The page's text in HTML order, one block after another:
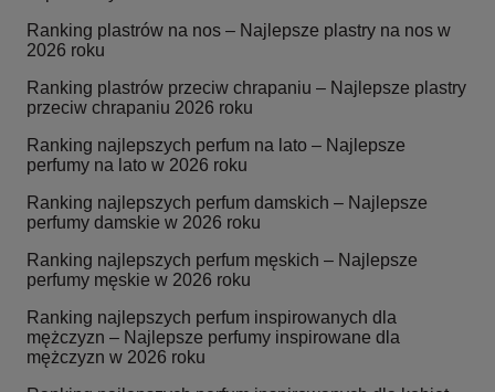
Ranking plastrów na nos – Najlepsze plastry na nos w
2026 roku
Ranking plastrów przeciw chrapaniu – Najlepsze plastry
przeciw chrapaniu 2026 roku
Ranking najlepszych perfum na lato – Najlepsze
perfumy na lato w 2026 roku
Ranking najlepszych perfum damskich – Najlepsze
perfumy damskie w 2026 roku
Ranking najlepszych perfum męskich – Najlepsze
perfumy męskie w 2026 roku
Ranking najlepszych perfum inspirowanych dla
mężczyzn – Najlepsze perfumy inspirowane dla
mężczyzn w 2026 roku